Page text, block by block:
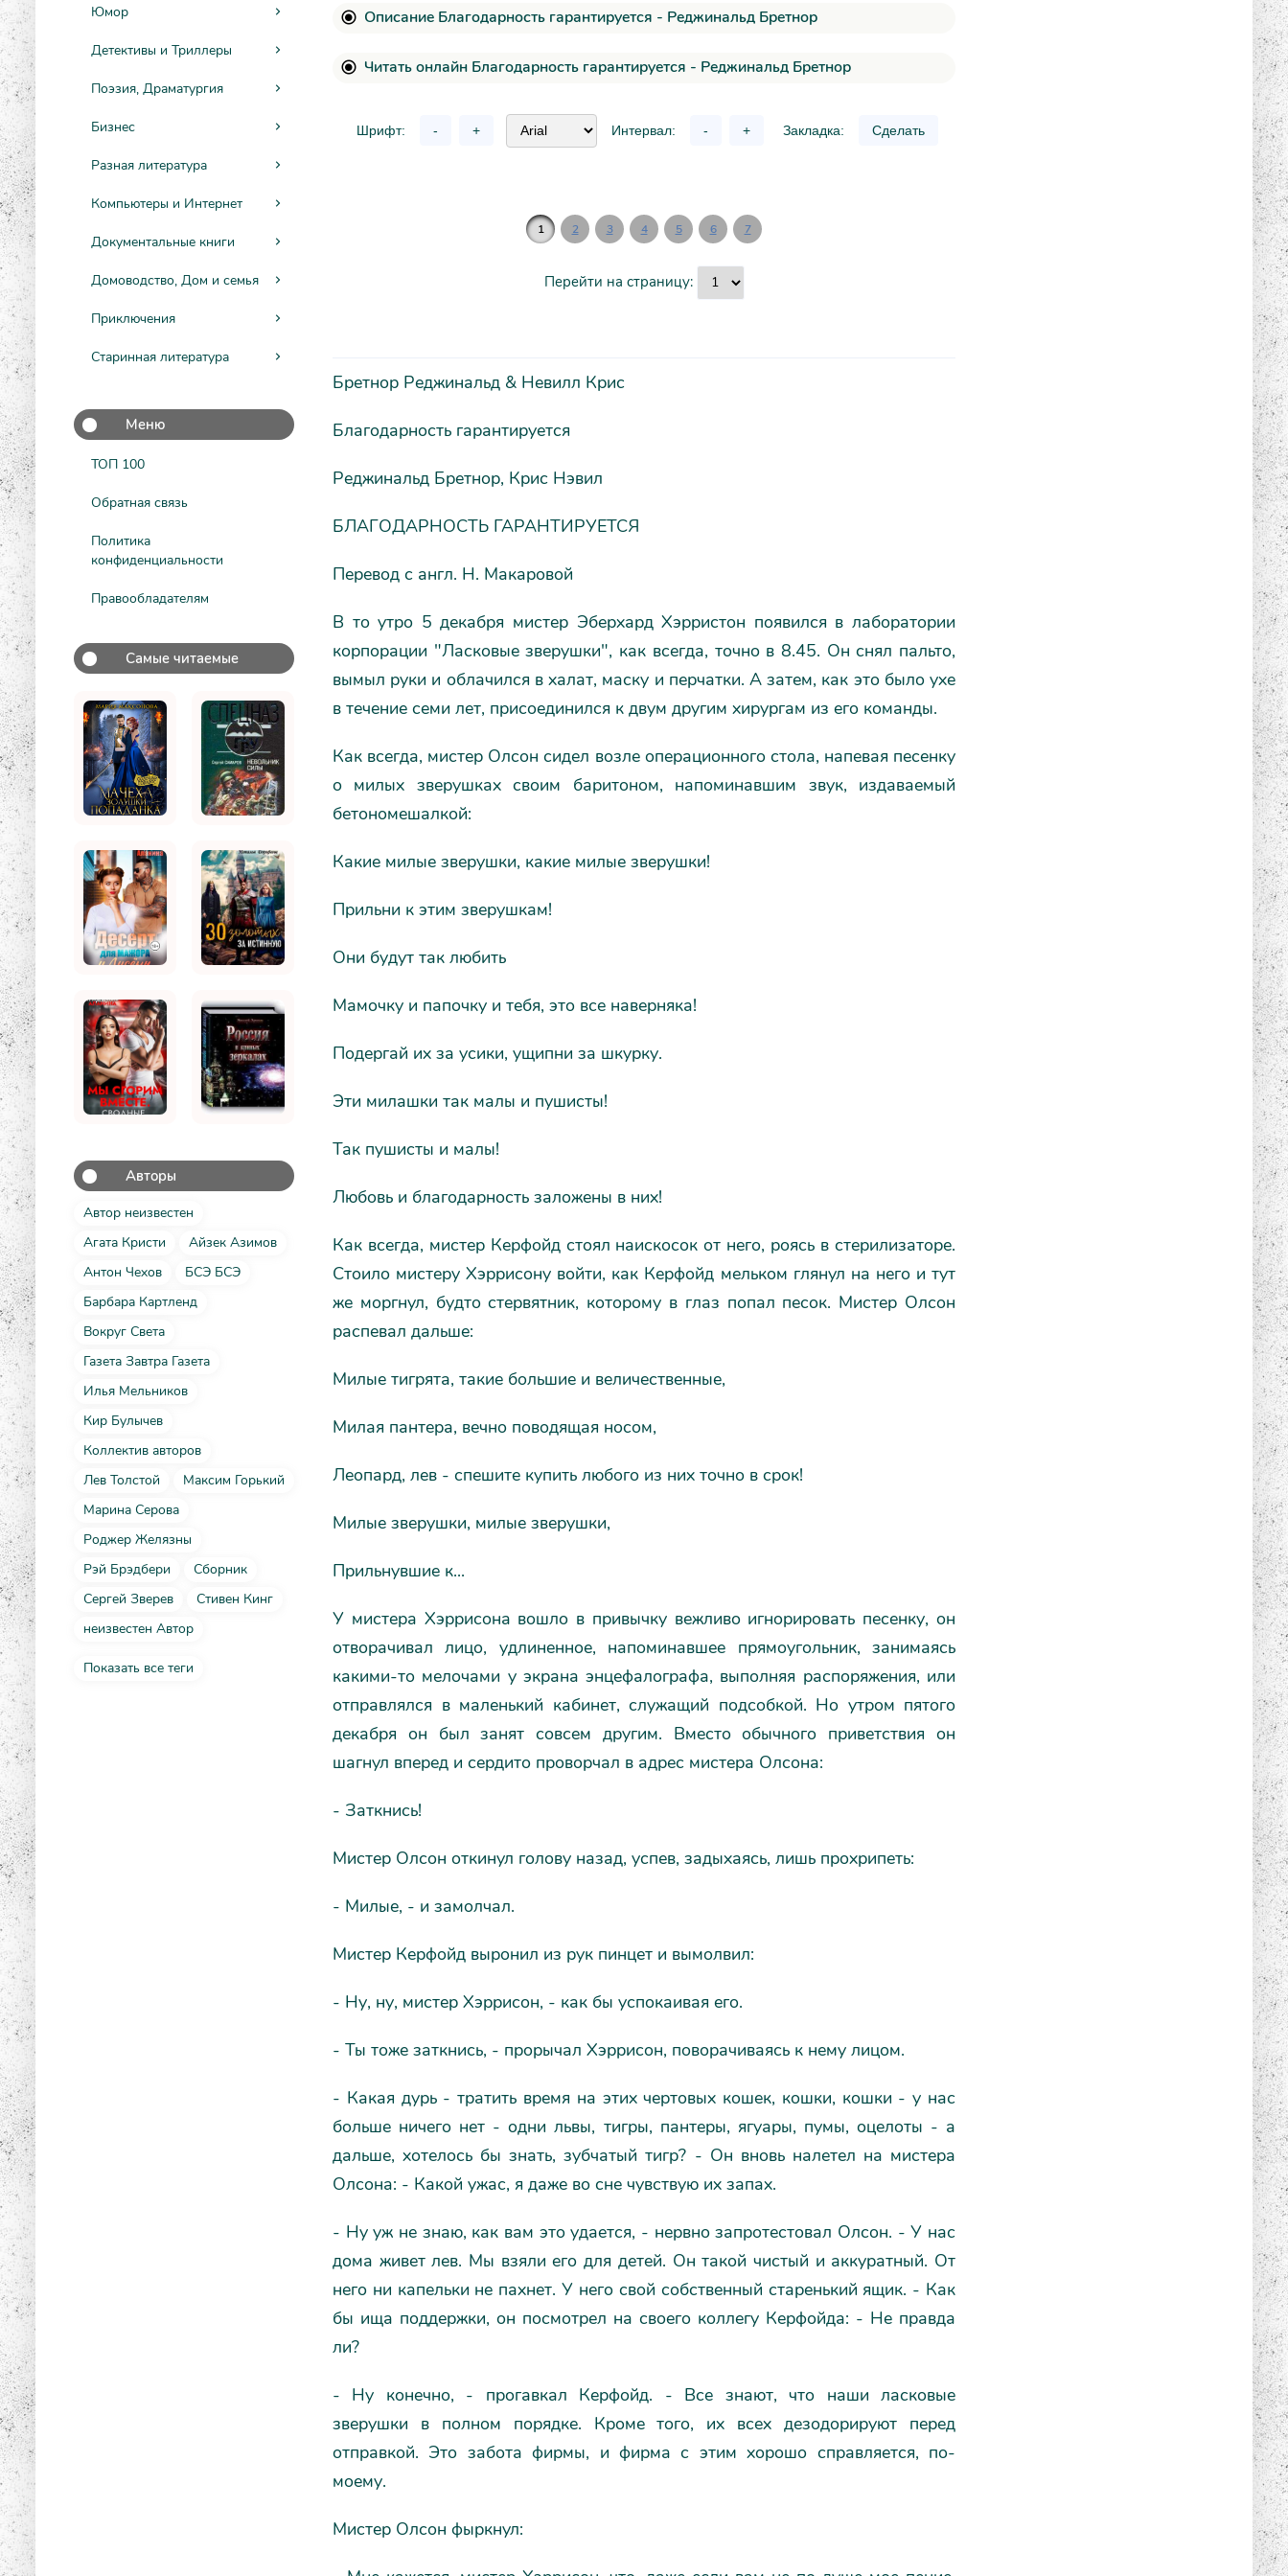
Юмор
Детективы и Триллеры
Поэзия, Драматургия
Бизнес
Разная литература
Компьютеры и Интернет
Документальные книги
Домоводство, Дом и семья
Приключения
Старинная литература
Меню
ТОП 100
Обратная связь
Политика
конфиденциальности
Правообладателям
Самые читаемые
Авторы
Автор неизвестен
Агата Кристи
Айзек Азимов
Антон Чехов
БСЭ БСЭ
Барбара Картленд
Вокруг Света
Газета Завтра Газета
Илья Мельников
Кир Булычев
Коллектив авторов
Лев Толстой
Максим Горький
Марина Серова
Роджер Желязны
Рэй Брэдбери
Сборник
Сергей Зверев
Стивен Кинг
неизвестен Автор
Показать все теги
Описание Благодарность гарантируется - Реджинальд Бретнор
Читать онлайн Благодарность гарантируется - Реджинальд Бретнор
Шрифт: - + Интервал: - + Закладка: Сделать
1 2 3 4 5 6 7
Перейти на страницу:
Бретнор Реджинальд & Невилл Крис
Благодарность гарантируется
Реджинальд Бретнор, Крис Нэвил
БЛАГОДАРНОСТЬ ГАРАНТИРУЕТСЯ
Перевод с англ. Н. Макаровой
В то утро 5 декабря мистер Эберхард Хэрристон появился в лаборатории
корпорации "Ласковые зверушки", как всегда, точно в 8.45. Он снял пальто,
вымыл руки и облачился в халат, маску и перчатки. А затем, как это было ухе
в течение семи лет, присоединился к двум другим хирургам из его команды.
Как всегда, мистер Олсон сидел возле операционного стола, напевая песенку
о милых зверушках своим баритоном, напоминавшим звук, издаваемый
бетономешалкой:
Какие милые зверушки, какие милые зверушки!
Прильни к этим зверушкам!
Они будут так любить
Мамочку и папочку и тебя, это все наверняка!
Подергай их за усики, ущипни за шкурку.
Эти милашки так малы и пушисты!
Так пушисты и малы!
Любовь и благодарность заложены в них!
Как всегда, мистер Керфойд стоял наискосок от него, роясь в стерилизаторе.
Стоило мистеру Хэррисону войти, как Керфойд мельком глянул на него и тут
же моргнул, будто стервятник, которому в глаз попал песок. Мистер Олсон
распевал дальше:
Милые тигрята, такие большие и величественные,
Милая пантера, вечно поводящая носом,
Леопард, лев - спешите купить любого из них точно в срок!
Милые зверушки, милые зверушки,
Прильнувшие к...
У мистера Хэррисона вошло в привычку вежливо игнорировать песенку, он
отворачивал лицо, удлиненное, напоминавшее прямоугольник, занимаясь
какими-то мелочами у экрана энцефалографа, выполняя распоряжения, или
отправлялся в маленький кабинет, служащий подсобкой. Но утром пятого
декабря он был занят совсем другим. Вместо обычного приветствия он
шагнул вперед и сердито проворчал в адрес мистера Олсона:
- Заткнись!
Мистер Олсон откинул голову назад, успев, задыхаясь, лишь прохрипеть:
- Милые, - и замолчал.
Мистер Керфойд выронил из рук пинцет и вымолвил:
- Ну, ну, мистер Хэррисон, - как бы успокаивая его.
- Ты тоже заткнись, - прорычал Хэррисон, поворачиваясь к нему лицом.
- Какая дурь - тратить время на этих чертовых кошек, кошки, кошки - у нас
больше ничего нет - одни львы, тигры, пантеры, ягуары, пумы, оцелоты - а
дальше, хотелось бы знать, зубчатый тигр? - Он вновь налетел на мистера
Олсона: - Какой ужас, я даже во сне чувствую их запах.
- Ну уж не знаю, как вам это удается, - нервно запротестовал Олсон. - У нас
дома живет лев. Мы взяли его для детей. Он такой чистый и аккуратный. От
него ни капельки не пахнет. У него свой собственный старенький ящик. - Как
бы ища поддержки, он посмотрел на своего коллегу Керфойда: - Не правда
ли?
- Ну конечно, - прогавкал Керфойд. - Все знают, что наши ласковые
зверушки в полном порядке. Кроме того, их всех дезодорируют перед
отправкой. Это забота фирмы, и фирма с этим хорошо справляется, по-
моему.
Мистер Олсон фыркнул: